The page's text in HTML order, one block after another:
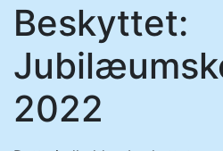
Beskyttet:
2022